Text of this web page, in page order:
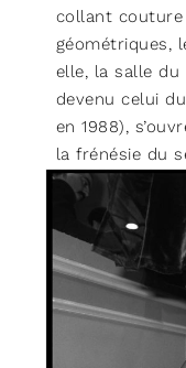
collant couture
géométriques,
elle, la salle
devenu celui
en 1988),
la frénésie du